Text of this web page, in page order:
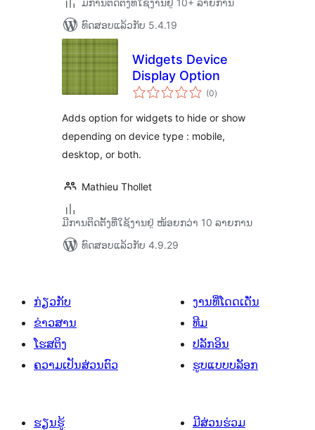
ມີການຕິດຕັ້ງທີ່ໃຊ້ງານຢູ່ 10+ ລາຍການ
ທົດສອບແລ້ວກັບ 5.4.19
Widgets Device
Display Option
(0ຄະແນນ
ທັງໝົດ
)
Adds option for widgets to hide or show
depending on device type : mobile,
desktop, or both.
Mathieu Thollet
ມີການຕິດຕັ້ງທີ່ໃຊ້ງານຢູ່ ໜ້ອຍກວ່າ 10 ລາຍການ
ທົດສອບແລ້ວກັບ 4.9.29
ກ່ຽວກັບ
ຂ່າວສານ
ໂຮສຕິງ
ຄວາມເປັນສ່ວນຕົວ
ງານທີ່ໂດດເດັ່ນ
ທີມ
ປລັກອິນ
ຮູບແບບບລັອກ
ຮຽນຮູ້
ມີສ່ວນຮ່ວມ